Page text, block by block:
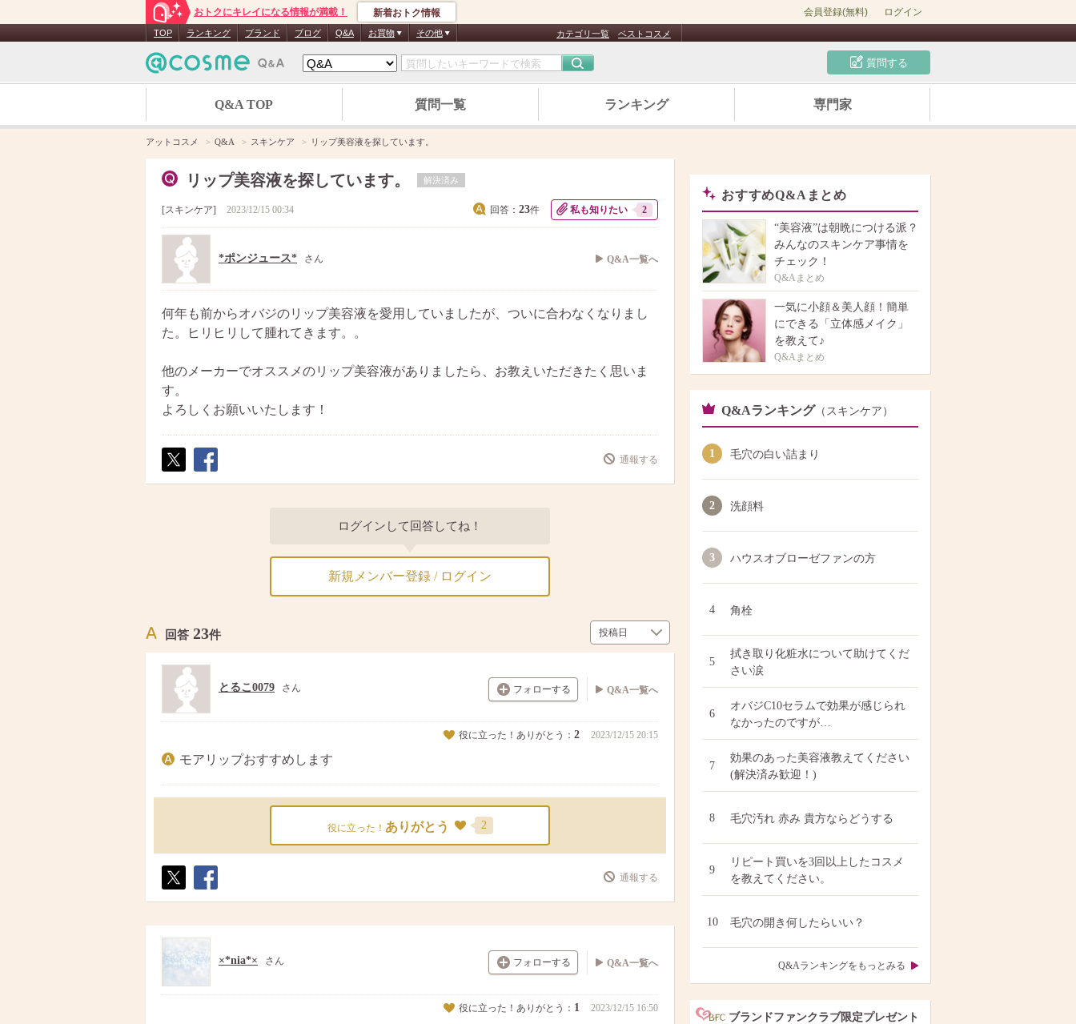
おトクにキレイになる情報が満載！ 新着おトク情報 会員登録(無料) ログイン
TOP ランキング ブランド ブログ Q&A お買物 その他 カテゴリ一覧 ベストコスメ
質問する
Q&A TOP 質問一覧 ランキング 専門家
アットコスメ Q&A スキンケア リップ美容液を探しています。
リップ美容液を探しています。 解決済み
スキンケア 2023/12/15 00:34 回答： 23件 私も知りたい 2
*ポンジュース* さん Q&A一覧へ
何年も前からオバジのリップ美容液を愛用していましたが、ついに合わなくなりまし
た。ヒリヒリして腫れてきます。。
他のメーカーでオススメのリップ美容液がありましたら、お教えいただきたく思いま
す。
よろしくお願いいたします！
ト
ア
通報する
ログインして回答してね！
新規メンバー登録 / ログイン
回答 23件
フォローする
とるこ0079 さん Q&A一覧へ
役に立った！ありがとう： 2 2023/12/15 20:15
モアリップおすすめします
役に立った！ ありがとう 2
ト
ア
通報する
フォローする
×*nia*× さん Q&A一覧へ
役に立った！ありがとう： 1 2023/12/15 16:50
おすすめQ&Aまとめ
“美容液”は朝晩につける派？
みんなのスキンケア事情を
チェック！
Q&Aまとめ
一気に小顔＆美人顔！簡単
にできる「立体感メイク」
を教えて♪
Q&Aまとめ
Q&Aランキング （スキンケア）
1 毛穴の白い詰まり
2 洗顔料
3 ハウスオブローゼファンの方
4 角栓
5
拭き取り化粧水について助けてくだ
さい涙
6
オバジC10セラムで効果が感じられ
なかったのですが…
7
効果のあった美容液教えてください
(解決済み歓迎！)
8 毛穴汚れ 赤み 貴方ならどうする
9
リピート買いを3回以上したコスメ
を教えてください。
10 毛穴の開き何したらいい？
Q&Aランキングをもっとみる
ブランドファンクラブ限定プレゼント